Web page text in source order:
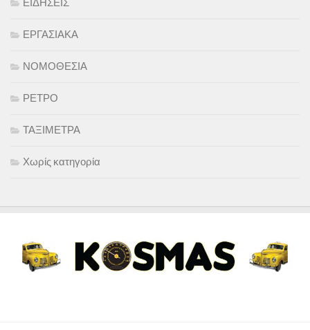
ΕΙΔΗΣΕΙΣ
ΕΡΓΑΣΙΑΚΑ
ΝΟΜΟΘΕΣΙΑ
ΡΕΤΡΟ
ΤΑΞΙΜΕΤΡΑ
Χωρίς κατηγορία